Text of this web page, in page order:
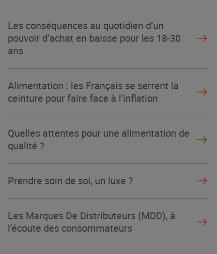
Les conséquences au quotidien d’un
pouvoir d’achat en baisse pour les 18-30
ans
Alimentation : les Français se serrent la
ceinture pour faire face à l’inflation
Quelles attentes pour une alimentation de
qualité ?
Prendre soin de soi, un luxe ?
Les Marques De Distributeurs (MDD), à
l’écoute des consommateurs